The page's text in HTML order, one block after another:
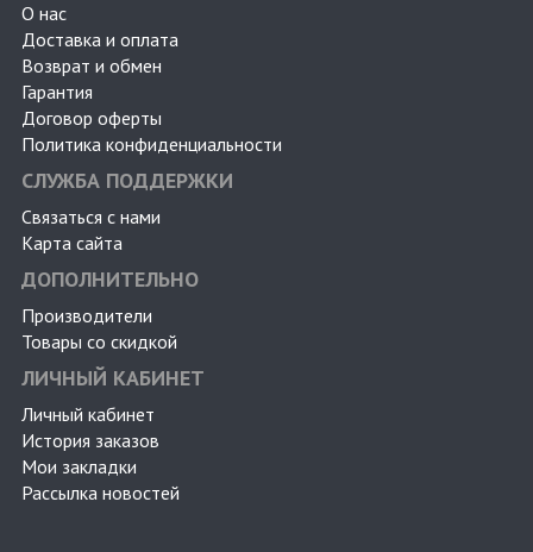
О нас
Доставка и оплата
Возврат и обмен
Гарантия
Договор оферты
Политика конфиденциальности
СЛУЖБА ПОДДЕРЖКИ
Связаться с нами
Карта сайта
ДОПОЛНИТЕЛЬНО
Производители
Товары со скидкой
ЛИЧНЫЙ КАБИНЕТ
Личный кабинет
История заказов
Мои закладки
Рассылка новостей